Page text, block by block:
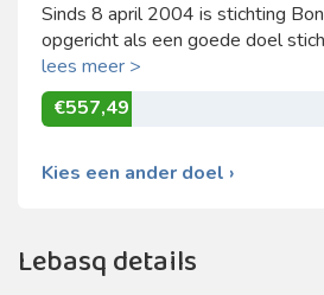
Sinds 8 april 2004 is stichting
opgericht als een goede doel
lees meer >
€557,49
Kies een ander doel ›
Lebasq details